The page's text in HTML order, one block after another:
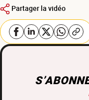
Partager la vidéo